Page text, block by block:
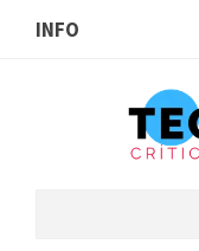
INFO